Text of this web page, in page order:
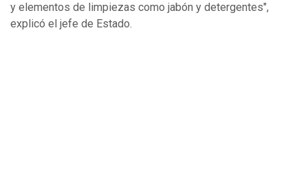
y elementos de limpiezas como jabón y detergentes",
explicó el jefe de Estado.